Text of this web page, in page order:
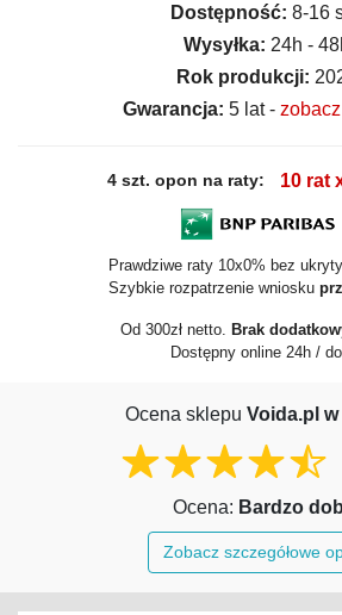
Dostępność: 8-16
Wysyłka: 24h -
Rok produkcji:
Gwarancja: 5 lat -
4 szt. opon na raty: 10 rat
Prawdziwe raty 10x0% bez
Szybkie rozpatrzenie wniosku
Od 300zł netto. Brak
Dostępny online 24h /
Ocena sklepu Voida.pl
Ocena: Bardzo
Zobacz szczegółowe